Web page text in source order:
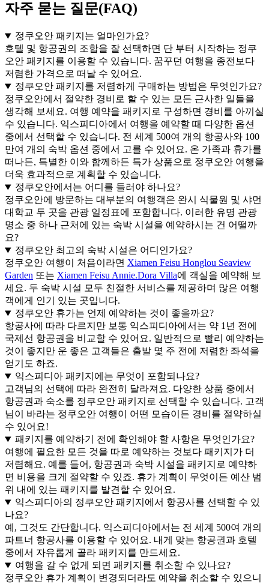
자주 묻는 질문(FAQ)
정쿠오안 패키지는 얼마인가요?
호텔 및 항공권의 조합을 잘 선택하면 단 부터 시작하는 정쿠
오안 패키지를 이용할 수 있습니다. 꿈꾸던 여행을 종전보다
저렴한 가격으로 떠날 수 있어요.
정쿠오안 패키지를 저렴하게 구매하는 방법은 무엇인가요?
정쿠오안에서 절약한 경비로 할 수 있는 모든 근사한 일들을
생각해 보세요. 여행 예약을 패키지로 구성하면 경비를 아끼실
수 있습니다. 익스피디아에서 여행을 예약할 때 다양한 옵션
중에서 선택할 수 있습니다. 전 세계 500여 개의 항공사와 100
만여 개의 숙박 옵션 중에서 고를 수 있어요. 온 가족과 휴가를
떠나든, 특별한 이와 함께하든 특가 상품으로 정쿠오안 여행을
더욱 효과적으로 계획할 수 있습니다.
정쿠오안에서는 어디를 들러야 하나요?
정쿠오안에 방문하는 대부분의 여행객은 완시 식물원 및 샤먼
대학교 두 곳을 관광 일정표에 포함합니다. 이러한 유명 관광
명소 중 하나 근처에 있는 숙박 시설을 예약하시는 건 어떨까
요?
정쿠오안 최고의 숙박 시설은 어디인가요?
정쿠오안 여행이 처음이라면 Xiamen Feisu Honglou Seaview
Garden 또는 Xiamen Feisu Annie.Dora Villa에 객실을 예약해 보
세요. 두 숙박 시설 모두 친절한 서비스를 제공하며 많은 여행
객에게 인기 있는 곳입니다.
정쿠오안 휴가는 언제 예약하는 것이 좋을까요?
항공사에 따라 다르지만 보통 익스피디아에서는 약 1년 전에
국제선 항공권을 비교할 수 있어요. 일반적으로 빨리 예약하는
것이 좋지만 운 좋은 고객들은 출발 몇 주 전에 저렴한 좌석을
얻기도 하죠.
익스피디아 패키지에는 무엇이 포함되나요?
고객님의 선택에 따라 완전히 달라져요. 다양한 상품 중에서
항공권과 숙소를 정쿠오안 패키지로 선택할 수 있습니다. 고객
님이 바라는 정쿠오안 여행이 어떤 모습이든 경비를 절약하실
수 있어요!
패키지를 예약하기 전에 확인해야 할 사항은 무엇인가요?
여행에 필요한 모든 것을 따로 예약하는 것보다 패키지가 더
저렴해요. 예를 들어, 항공권과 숙박 시설을 패키지로 예약하
면 비용을 크게 절약할 수 있죠. 휴가 계획이 무엇이든 예산 범
위 내에 있는 패키지를 발견할 수 있어요.
익스피디아의 정쿠오안 패키지에서 항공사를 선택할 수 있
나요?
예, 그것도 간단합니다. 익스피디아에서는 전 세계 500여 개의
파트너 항공사를 이용할 수 있어요. 내게 맞는 항공권과 호텔
중에서 자유롭게 골라 패키지를 만드세요.
여행을 갈 수 없게 되면 패키지를 취소할 수 있나요?
정쿠오안 휴가 계획이 변경되더라도 예약을 취소할 수 있으니